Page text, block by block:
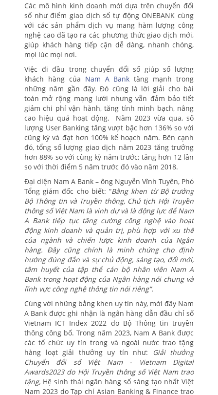
Các mô hình kinh doanh mới dựa trên chuyển đổi
số như điểm giao dịch số tự động ONEBANK cùng
với các sản phẩm dịch vụ mang hàm lượng công
nghệ cao đã tạo ra các phương thức giao dịch mới,
giúp khách hàng tiếp cận dễ dàng, nhanh chóng,
mọi lúc mọi nơi.
Việc đi đầu trong chuyển đổi số giúp số lượng
khách hàng của Nam A Bank tăng mạnh trong
những năm gần đây. Đó cũng là lời giải cho bài
toán mở rộng mạng lưới nhưng vẫn đảm bảo tiết
giảm chi phí vận hành, tăng tính minh bạch, nâng
cao hiệu quả hoạt động. Năm 2023 vừa qua, số
lượng User Banking tăng vượt bậc hơn 136% so với
cũng kỳ và đạt hơn 100% kế hoạch năm. Bên cạnh
đó, tổng số lượng giao dịch năm 2023 tăng trưởng
hơn 88% so với cùng kỳ năm trước; tăng hơn 12 lần
so với thời điểm 5 năm trước đó vào năm 2018.
Đại diện Nam A Bank – ông Nguyễn Vĩnh Tuyên, Phó
Tổng giám đốc cho biết: “Bằng khen từ Bộ trưởng
Bộ Thông tin và Truyền thông, Chủ tịch Hội Truyền
thông số Việt Nam là vinh dự và là động lực để Nam
A Bank tiếp tục tăng cường công nghệ vào hoạt
động kinh doanh và quản trị, phù hợp với xu thế
của ngành và chiến lược kinh doanh của Ngân
hàng. Đây cũng chính là minh chứng cho định
hướng đúng đắn và sự chủ động, sáng tạo, đổi mới,
tâm huyết của tập thể cán bộ nhân viên Nam A
Bank trong hoạt động của Ngân hàng nói chung và
lĩnh vực công nghệ thông tin nói riêng”.
Cùng với những bằng khen uy tín này, mới đây Nam
A Bank được ghi nhận là ngân hàng dẫn đầu chỉ số
Vietnam ICT Index 2022 do Bộ Thông tin truyền
thông công bố. Trong năm 2023, Nam A Bank được
các tổ chức uy tín trong và ngoài nước trao tặng
hàng loạt giải thưởng uy tín như: Giải thưởng
Chuyển đổi số Việt Nam - Vietnam Digital
Awards2023 do Hội Truyền thông số Việt Nam trao
tặng, Hệ sinh thái ngân hàng số sáng tạo nhất Việt
Nam 2023 do Tạp chí Asian Banking & Finance trao